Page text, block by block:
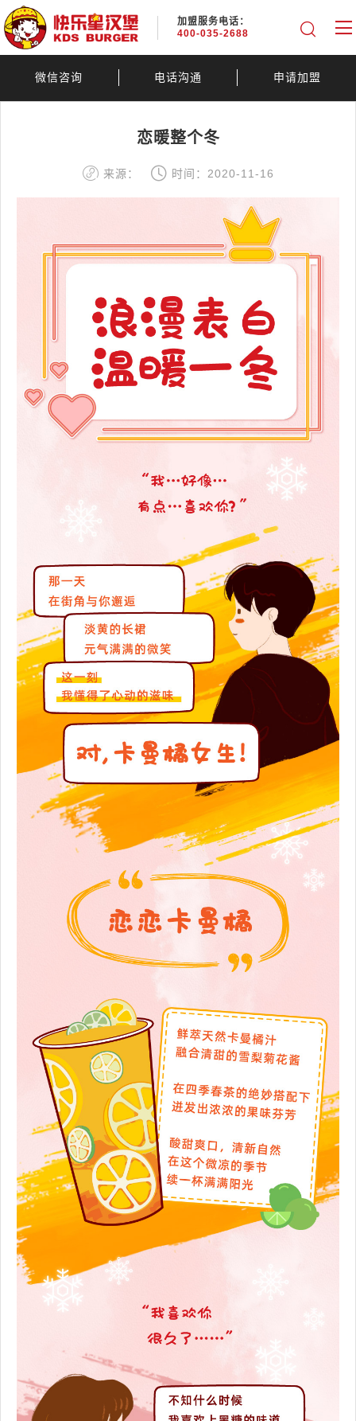
加盟服务电话：
400-035-2688
微信咨询 电话沟通 申请加盟
恋暖整个冬
来源： 时间：2020-11-16